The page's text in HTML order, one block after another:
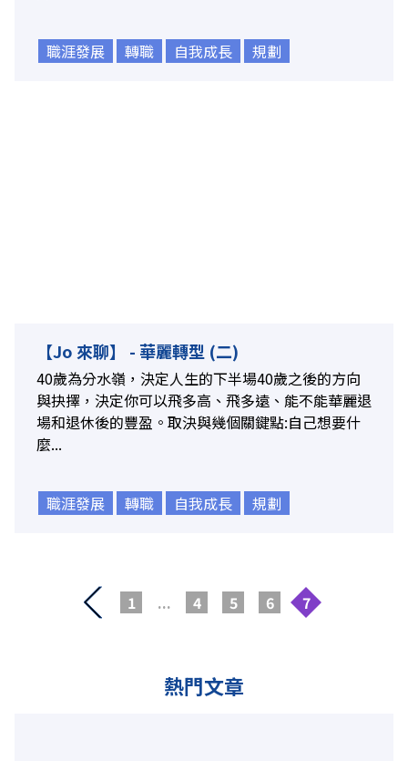
職涯發展 轉職 自我成長 規劃
【Jo 來聊】 - 華麗轉型 (二)
40歲為分水嶺，決定人生的下半場40歲之後的方向
與抉擇，決定你可以飛多高、飛多遠、能不能華麗退
場和退休後的豐盈。取決與幾個關鍵點:自己想要什
麼...
職涯發展 轉職 自我成長 規劃
1 ... 4 5 6 7
熱門文章